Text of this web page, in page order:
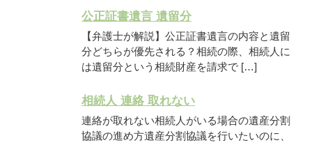
公正証書遺言 遺留分
【弁護士が解説】公正証書遺言の内容と遺留
分どちらが優先される？相続の際、相続人に
は遺留分という相続財産を請求で […]
相続人 連絡 取れない
連絡が取れない相続人がいる場合の遺産分割
協議の進め方遺産分割協議を行いたいのに、